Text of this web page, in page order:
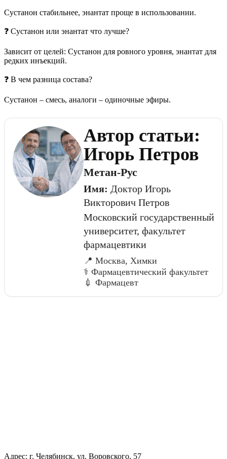
Сустанон стабильнее, энантат проще в использовании.
❓ Сустанон или энантат что лучше?
Зависит от целей: Сустанон для ровного уровня, энантат для
редких инъекций.
❓ В чем разница состава?
Сустанон – смесь, аналоги – одиночные эфиры.
Автор статьи:
Игорь Петров
Метан-Рус
Имя: Доктор Игорь
Викторович Петров
Московский государственный
университет, факультет
фармацевтики
📍 Москва, Химки
⚕️ Фармацевтический факультет
💉 Фармацевт
Адрес: г. Челябинск, ул. Воровского, 57